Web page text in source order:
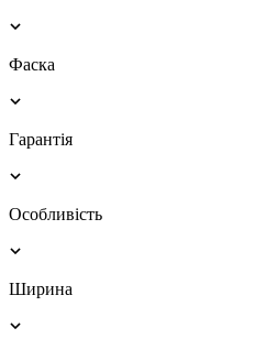
Фаска
Гарантія
Особливість
Ширина